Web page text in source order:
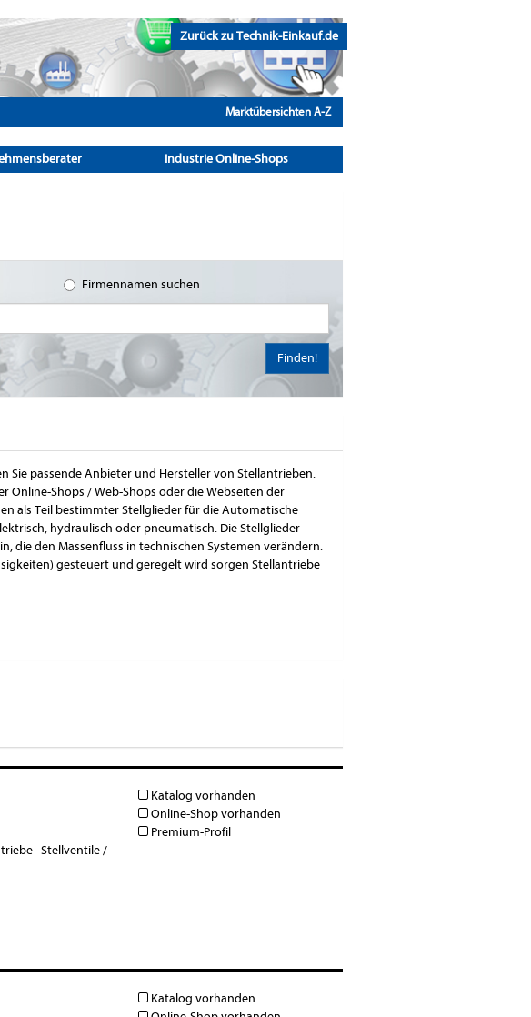
Zurück zu Technik-Einkauf.de
Marktübersichten A-Z
Industrie Online-Shops
Firmennamen suchen
Finden!
Sie passende Anbieter und Hersteller von Stellantrieben.
Online-Shops / Web-Shops oder die Webseiten der
als Teil bestimmter Stellglieder für die Automatische
hydraulisch oder pneumatisch. Die Stellglieder
die den Massenfluss in technischen Systemen verändern.
gesteuert und geregelt wird sorgen Stellantriebe
·Stellventile /
Katalog vorhanden
Online-Shop vorhanden
Premium-Profil
Katalog vorhanden